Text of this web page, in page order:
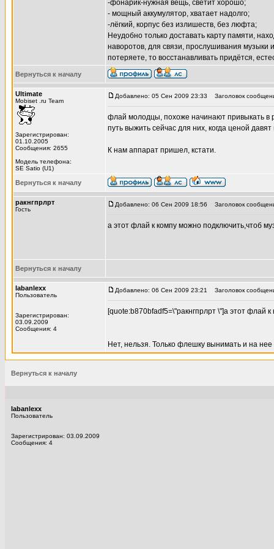
-фонарик-нужная вещь, светит хорошо;
- мощный аккумулятор, хватает надолго;
-лёгкий, корпус без излишеств, без люфта;
Неудобно только доставать карту памяти,
наворотов, для связи, прослушивания музыки
потеряете, то восстанавливать придётся,
Вернуться к началу
Ultimate
Mobiset .ru Team
Зарегистрирован:
01.10.2005
Сообщения: 2655
Модель телефона:
SE Satio (U1)
Добавлено: 05 Сен 2009 23:33 Заголовок
флай молодцы, похоже начинают привыкать в
путь выжить сейчас для них, когда ценой
К нам аппарат пришел, кстати.
Вернуться к началу
ракнгпрлрт
Гость
Добавлено: 06 Сен 2009 18:56 Заголовок
а этот флай к компу можно подключить,чтоб
Вернуться к началу
labanlexx
Пользователь
Зарегистрирован:
03.09.2009
Сообщения: 4
Добавлено: 06 Сен 2009 23:21 Заголовок
[quote:b870bfadf5=\"ракнгпрлрт \"]а этот флай
Нет, нельзя. Только флешку вынимать и на нее
Вернуться к началу
labanlexx
Пользователь
Зарегистрирован: 03.09.2009
Сообщения: 4